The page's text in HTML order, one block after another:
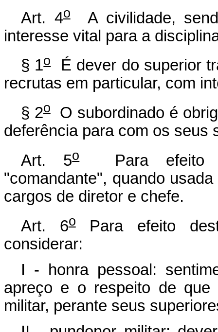
Art. 4oA civilidade,
interesse vital para a
§ 1oÉ dever do superior
recrutas em particular, com
§ 2oO subordinado é
deferência para com os seus
Art. 5oPara efeito
"comandante", quando
cargos de diretor e chefe.
Art. 6oPara efeito
considerar:
I - honra pessoal:
apreço e o respeito de
militar, perante seus